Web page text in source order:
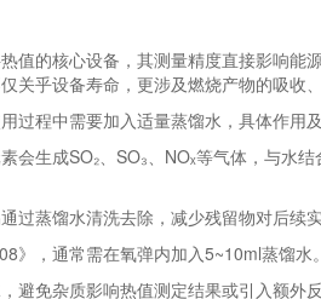
值的核心设备，其测量精度直接影响能
关乎设备寿命，更涉及燃烧产物的吸收
过程中需要加入适量蒸馏水，具体作用
会生成SO₂、SO₃、NOₓ等气体，与水
过蒸馏水清洗去除，减少残留物对后续实
》，通常需在氧弹内加入5~10ml蒸馏水‌
避免杂质影响热值测定结果或引入额外反